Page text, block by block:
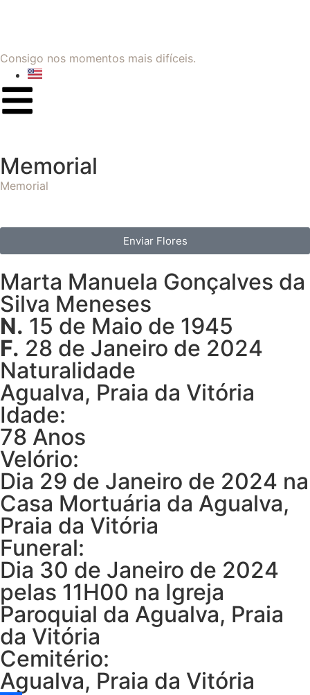
Consigo nos momentos mais difíceis.
Memorial
Memorial
Enviar Flores
Marta Manuela Gonçalves da
Silva Meneses
N. 15 de Maio de 1945
F. 28 de Janeiro de 2024
Naturalidade
Agualva, Praia da Vitória
Idade:
78 Anos
Velório:
Dia 29 de Janeiro de 2024 na
Casa Mortuária da Agualva,
Praia da Vitória
Funeral:
Dia 30 de Janeiro de 2024
pelas 11H00 na Igreja
Paroquial da Agualva, Praia
da Vitória
Cemitério:
Agualva, Praia da Vitória